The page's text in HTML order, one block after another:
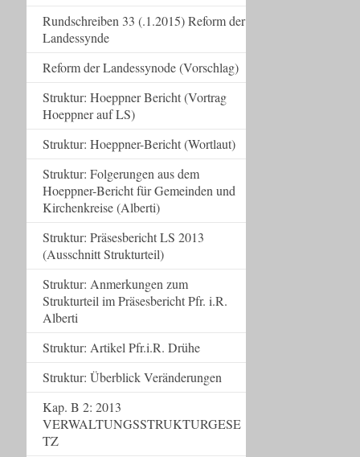
Rundschreiben 33 (.1.2015) Reform der
Landessynde
Reform der Landessynode (Vorschlag)
Struktur: Hoeppner Bericht (Vortrag
Hoeppner auf LS)
Struktur: Hoeppner-Bericht (Wortlaut)
Struktur: Folgerungen aus dem
Hoeppner-Bericht für Gemeinden und
Kirchenkreise (Alberti)
Struktur: Präsesbericht LS 2013
(Ausschnitt Strukturteil)
Struktur: Anmerkungen zum
Strukturteil im Präsesbericht Pfr. i.R.
Alberti
Struktur: Artikel Pfr.i.R. Drühe
Struktur: Überblick Veränderungen
Kap. B 2: 2013
VERWALTUNGSSTRUKTURGESE
TZ